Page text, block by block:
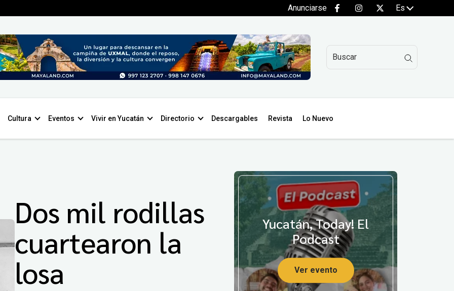
Anunciarse Es
Cultura Eventos Vivir en Yucatán Directorio Descargables Revista Lo Nuevo
Dos mil rodillas
cuartearon la
losa
Yucatán, Today! El
Podcast
Ver evento